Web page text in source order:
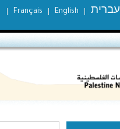
Français English עברית